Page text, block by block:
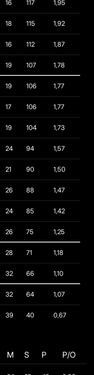
16 117 1,95
18 115 1,92
16 112 1,87
19 107 1,78
19 106 1,77
17 106 1,77
19 104 1,73
24 94 1,57
21 90 1,50
26 88 1,47
24 85 1,42
26 75 1,25
28 71 1,18
32 66 1,10
32 64 1,07
39 40 0,67
M S P P/O